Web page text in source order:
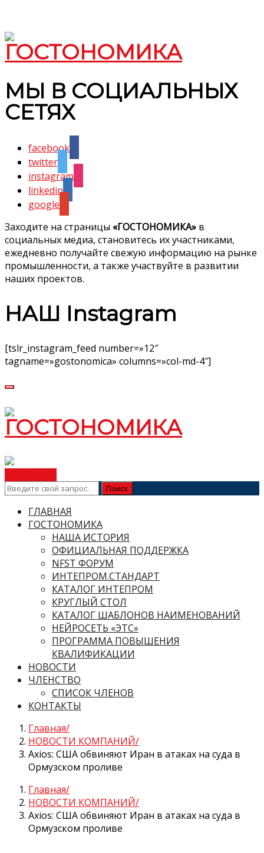
МЫ В СОЦИАЛЬНЫХ
СЕТЯХ
facebook
twitter
instagram
linkedin
google
Заходите на страницы «ГОСТОНОМИКА» в
социальных медиа, становитесь их участниками,
ежедневно получайте свежую информацию на рынке
промышленности, а также участвуйте в развитии
наших проектов.
НАШ Instagram
[tslr_instagram_feed number=»12″
tagname=»gostonomica» columns=»col-md-4″]
ГЛАВНАЯ
ГОСТОНОМИКА
НАША ИСТОРИЯ
ОФИЦИАЛЬНАЯ ПОДДЕРЖКА
NFST ФОРУМ
ИНТЕПРОМ.СТАНДАРТ
КАТАЛОГ ИНТЕПРОМ
КРУГЛЫЙ СТОЛ
КАТАЛОГ ШАБЛОНОВ НАИМЕНОВАНИЙ
НЕЙРОСЕТЬ «ЭТС»
ПРОГРАММА ПОВЫШЕНИЯ
КВАЛИФИКАЦИИ
НОВОСТИ
ЧЛЕНСТВО
СПИСОК ЧЛЕНОВ
КОНТАКТЫ
Главная
НОВОСТИ КОМПАНИЙ
Axios: США обвиняют Иран в атаках на суда в
Ормузском проливе
Главная
НОВОСТИ КОМПАНИЙ
Axios: США обвиняют Иран в атаках на суда в
Ормузском проливе